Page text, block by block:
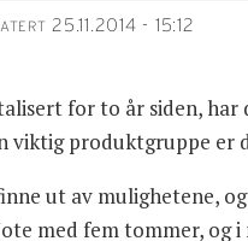
25.11.2014 - 15:12
for to år siden,
viktig produktgruppe er
ut av mulighetene,
med fem tommer,